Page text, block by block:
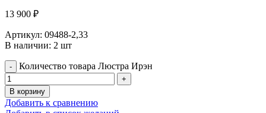
13 900 ₽
Артикул: 09488-2,33
В наличии: 2 шт
Количество товара Люстра Ирэн
В корзину
Добавить к сравнению